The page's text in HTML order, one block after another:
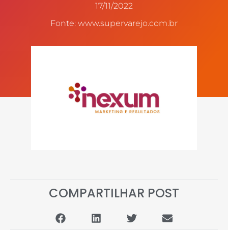
17/11/2022
Fonte: www.supervarejo.com.br
COMPARTILHAR POST